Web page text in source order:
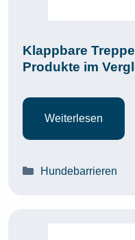
Klappbare
Produkte im
Weiterlesen
Kategorien
Hundebarrieren